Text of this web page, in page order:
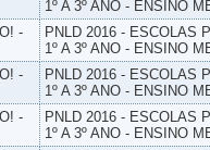
1º A 3º ANO - ENSINO
-
PNLD 2016 - ESCOLAS
1º A 3º ANO - ENSINO
-
PNLD 2016 - ESCOLAS
1º A 3º ANO - ENSINO
-
PNLD 2016 - ESCOLAS
1º A 3º ANO - ENSINO